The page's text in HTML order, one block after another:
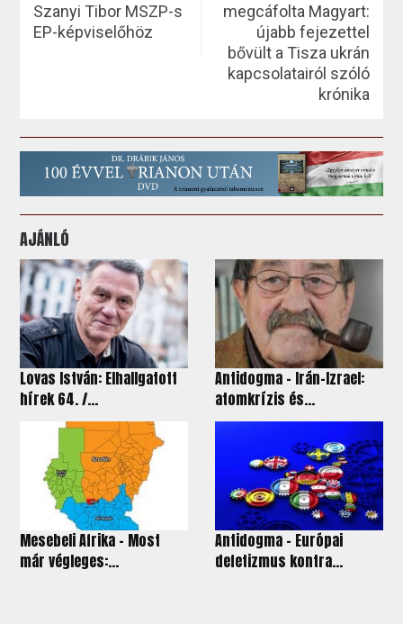
Szanyi Tibor MSZP-s
EP-képviselőhöz
megcáfolta Magyart:
újabb fejezettel
bővült a Tisza ukrán
kapcsolatairól szóló
krónika
AJÁNLÓ
Lovas István: Elhallgatott
hírek 64. /...
Antidogma - Irán–Izrael:
atomkrízis és...
Mesebeli Afrika - Most
már végleges:...
Antidogma - Európai
defetizmus kontra...